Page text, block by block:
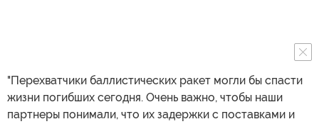
"Перехватчики баллистических ракет могли бы спасти
жизни погибших сегодня. Очень важно, чтобы наши
партнеры понимали, что их задержки с поставками и